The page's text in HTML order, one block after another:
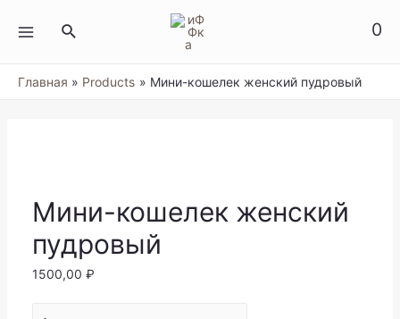
содержимому
MENU
Поиск 0
Главная Products Мини-кошелек женский пудровый
Мини-кошелек женский
пудровый
1500,00 ₽